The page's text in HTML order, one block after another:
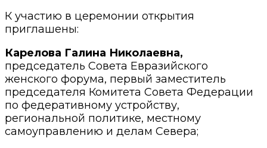
К участию в церемонии открытия
приглашены:
Карелова Галина Николаевна,
председатель Совета Евразийского
женского форума, первый заместитель
председателя Комитета Совета Федерации
по федеративному устройству,
региональной политике, местному
самоуправлению и делам Севера;